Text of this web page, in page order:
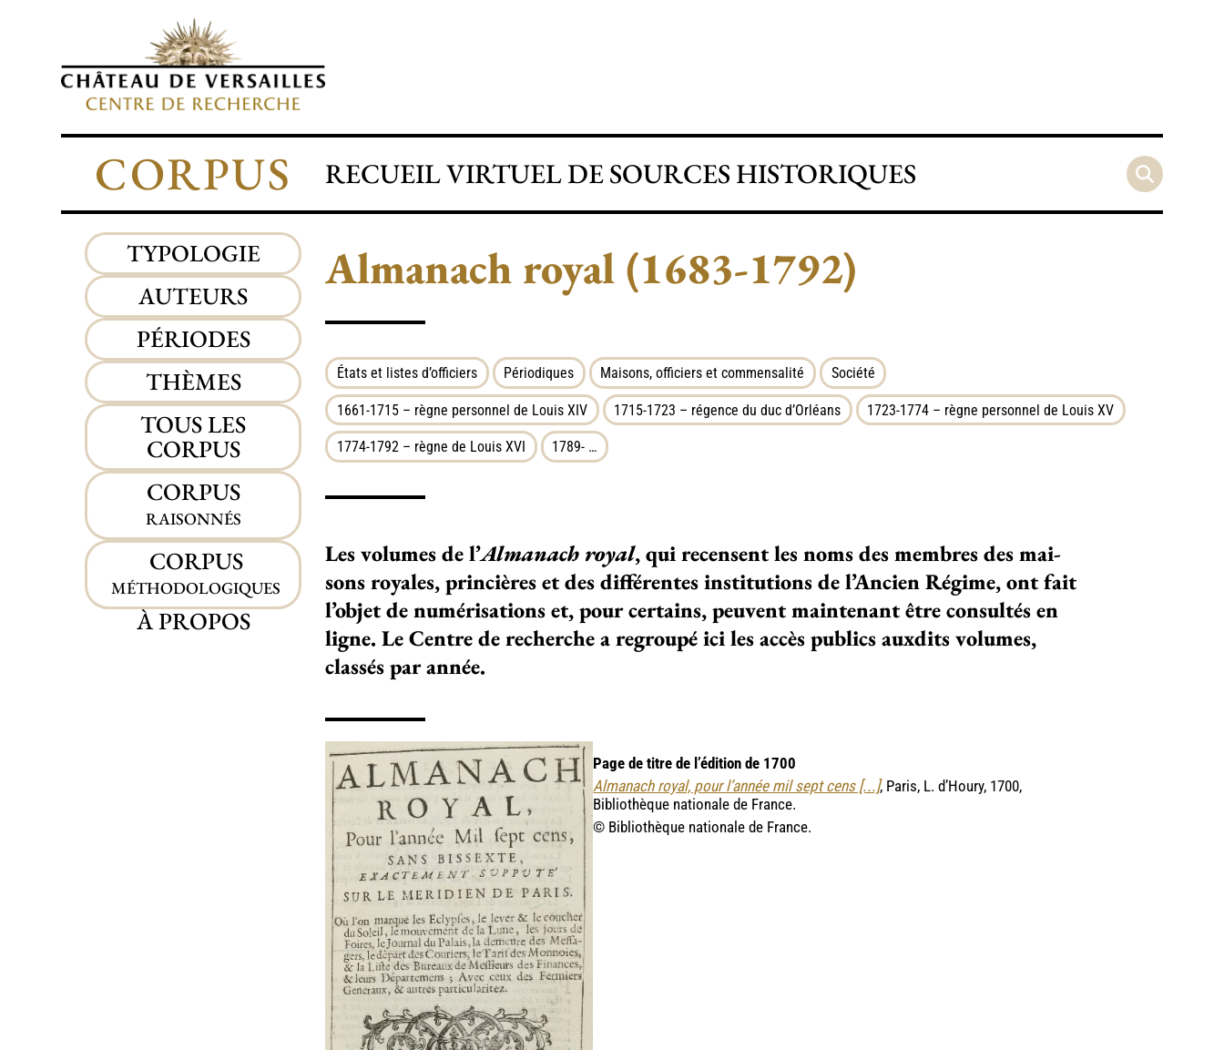
CORPUS RECUEIL VIRTUEL DE SOURCES HISTORIQUES
TYPOLOGIE
AUTEURS
PÉRIODES
THÈMES
TOUS LES
CORPUS
CORPUS
RAISONNÉS
CORPUS
MÉTHODOLOGIQUES
À PROPOS
Almanach royal (1683-1792)
États et listes d’officiers Périodiques Maisons, officiers et commensalité Société
1661-1715 – règne personnel de Louis XIV 1715-1723 – régence du duc d’Orléans 1723-1774 – règne personnel de Louis XV
1774-1792 – règne de Louis XVI 1789- …
Les volu­mes de l’Almanach royal, qui recen­sent les noms des mem­bres des mai­
sons roya­les, prin­ciè­res et des dif­fé­ren­tes ins­ti­tu­tions de l’Ancien Régime, ont fait
l’objet de numé­ri­sa­tions et, pour cer­tains, peu­vent main­te­nant être consul­tés en
ligne. Le Centre de recher­che a regroupé ici les accès publics aux­dits volu­mes,
classés par année.
Page de titre de l’édition de 1700
Almanach royal, pour l’année mil sept cens [...], Paris, L. d’Houry, 1700,
Bibliothèque nationale de France.
© Bibliothèque nationale de France.